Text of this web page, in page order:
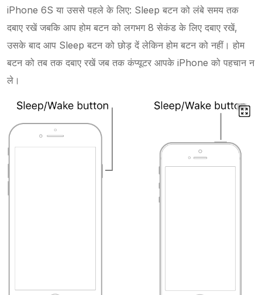
iPhone 6S या उससे पहले के लिए: Sleep बटन को लंबे समय तक
दबाए रखें जबकि आप होम बटन को लगभग 8 सेकंड के लिए दबाए रखें,
उसके बाद आप Sleep बटन को छोड़ दें लेकिन होम बटन को नहीं। होम
बटन को तब तक दबाए रखें जब तक कंप्यूटर आपके iPhone को पहचान न
ले।